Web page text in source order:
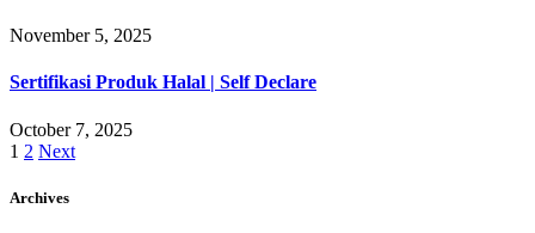
November 5, 2025
Sertifikasi Produk Halal | Self Declare
October 7, 2025
1 2 Next
Archives